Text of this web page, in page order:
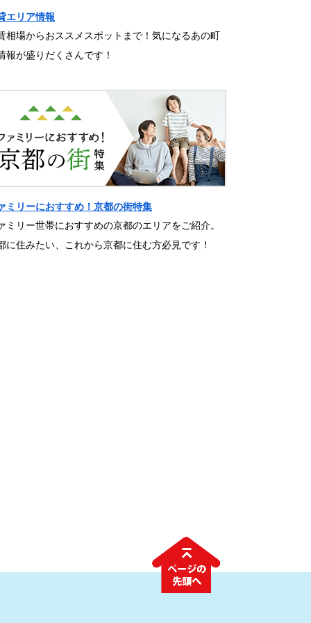
エリア情報
相場からおススメスポットまで！気になるあの町
報が盛りだくさんです！
ミリーにおすすめ！京都の街特集
ミリー世帯におすすめの京都のエリアをご紹介。
に住みたい、これから京都に住む方必見です！